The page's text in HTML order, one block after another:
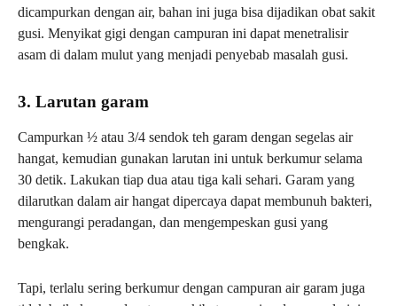
dicampurkan dengan air, bahan ini juga bisa dijadikan obat sakit
gusi. Menyikat gigi dengan campuran ini dapat menetralisir
asam di dalam mulut yang menjadi penyebab masalah gusi.
3. Larutan garam
Campurkan ½ atau 3/4 sendok teh garam dengan segelas air
hangat, kemudian gunakan larutan ini untuk berkumur selama
30 detik. Lakukan tiap dua atau tiga kali sehari. Garam yang
dilarutkan dalam air hangat dipercaya dapat membunuh bakteri,
mengurangi peradangan, dan mengempeskan gusi yang
bengkak.
Tapi, terlalu sering berkumur dengan campuran air garam juga